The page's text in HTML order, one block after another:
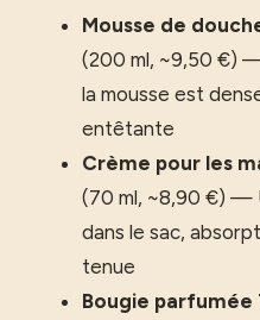
Mousse de
(200 ml, ~9,50 €)
la mousse est
entêtante
Crème pour les
(70 ml, ~8,90 €) —
dans le sac,
tenue
Bougie parfumée